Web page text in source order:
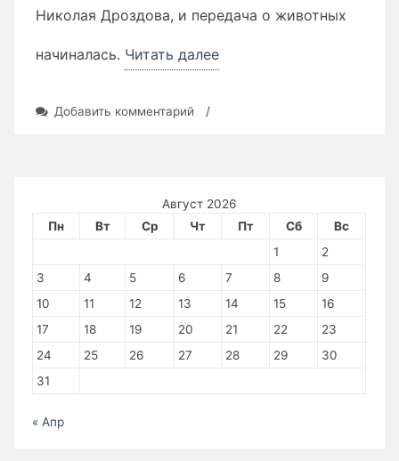
Николая Дроздова, и передача о животных
начиналась. Читать далее«Ариэль
Pregrinacion»
Добавить комментарийк
Ariel
La
/
Август 2026
Пн
Вт Ср Чт Пт Сб
Вс
1
2
3
4 5 6 7 8
9
10
11 12 13 14 15
16
17
18 19 20 21 22
23
24
25 26 27 28 29
30
31
« Апр